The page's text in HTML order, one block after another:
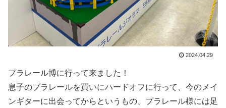
2024.04.29
プラレール博に行って来ました！
息子のプラレールを買いにハードオフに行って、今のメイ
ンギターに出会ってからというもの、プラレール様には足